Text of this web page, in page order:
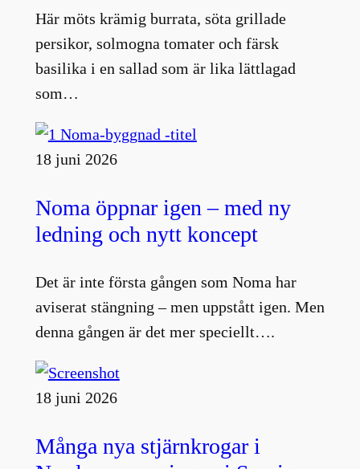
Här möts krämig burrata, söta grillade
persikor, solmogna tomater och färsk
basilika i en sallad som är lika lättlagad
som…
18 juni 2026
Noma öppnar igen – med ny
ledning och nytt koncept
Det är inte första gången som Noma har
aviserat stängning – men uppstått igen. Men
denna gången är det mer speciellt….
18 juni 2026
Många nya stjärnkrogar i